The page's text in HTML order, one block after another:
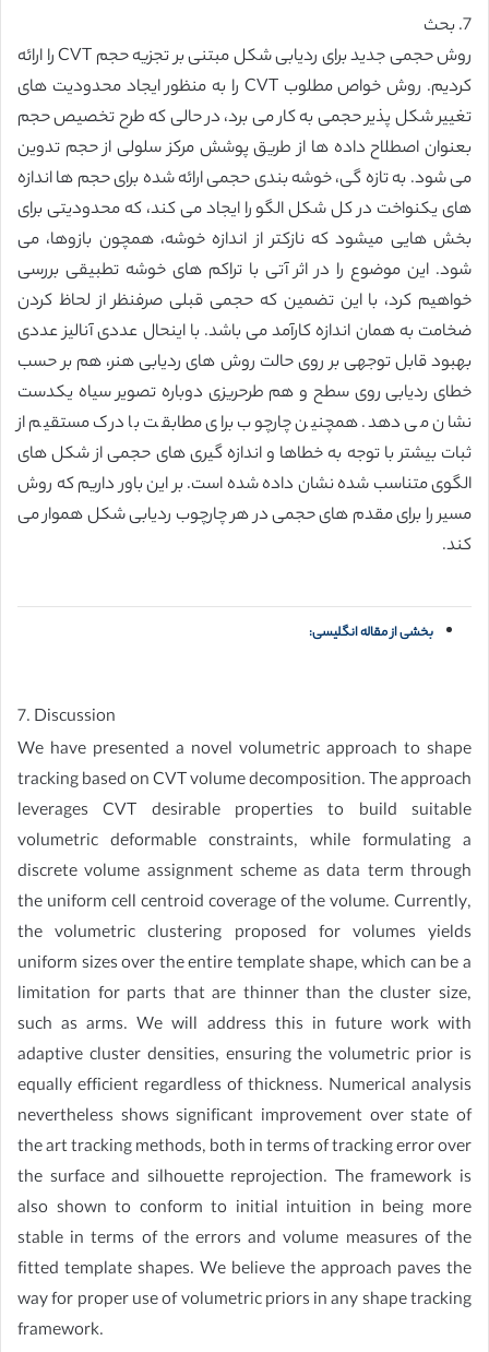
7. بحث
روش حجمی جدید برای ردیابی شکل مبتنی بر تجزیه حجم CVT را ارائه
کردیم. روش خواص مطلوب CVT را به منظور ایجاد محدودیت های
تغییر شکل پذیر حجمی به کار می برد، در حالی که طرح تخصیص حجم
بعنوان اصطلاح داده ها از طریق پوشش مرکز سلولی از حجم تدوین
می شود. به تازه گی، خوشه بندی حجمی ارائه شده برای حجم ها اندازه
های یکنواخت در کل شکل الگو را ایجاد می کند، که محدودیتی برای
بخش هایی میشود که نازکتر از اندازه خوشه، همچون بازوها، می
شود. این موضوع را در اثر آتی با تراکم های خوشه تطبیقی بررسی
خواهیم کرد، با این تضمین که حجمی قبلی صرفنظر از لحاظ کردن
ضخامت به همان اندازه کارآمد می باشد. با اینحال عددی آنالیز عددی
بهبود قابل توجهی بر روی حالت روش های ردیابی هنر، هم بر حسب
خطای ردیابی روی سطح و هم طرحریزی دوباره تصویر سیاه یکدست
نشان می دهد. همچنین چارچوب برای مطابقت با درک مستقیم از
ثبات بیشتر با توجه به خطاها و اندازه گیری های حجمی از شکل های
الگوی متناسب شده نشان داده شده است. بر این باور داریم که روش
مسیر را برای مقدم های حجمی در هر چارچوب ردیابی شکل هموار می
کند.
بخشی از مقاله انگلیسی:
7. Discussion
We have presented a novel volumetric approach to shape
tracking based on CVT volume decomposition. The approach
leverages CVT desirable properties to build suitable
volumetric deformable constraints, while formulating a
discrete volume assignment scheme as data term through
the uniform cell centroid coverage of the volume. Currently,
the volumetric clustering proposed for volumes yields
uniform sizes over the entire template shape, which can be a
limitation for parts that are thinner than the cluster size,
such as arms. We will address this in future work with
adaptive cluster densities, ensuring the volumetric prior is
equally efficient regardless of thickness. Numerical analysis
nevertheless shows significant improvement over state of
the art tracking methods, both in terms of tracking error over
the surface and silhouette reprojection. The framework is
also shown to conform to initial intuition in being more
stable in terms of the errors and volume measures of the
fitted template shapes. We believe the approach paves the
way for proper use of volumetric priors in any shape tracking
framework.